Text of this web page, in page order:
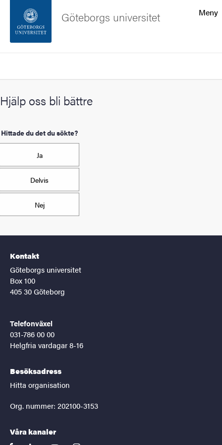
Sidfoten
Om webbplatsen
Meny
Göteborgs universitet
Hjälp oss bli bättre
Hittade du det du sökte?
Ja
Delvis
Nej
Kontakt
Göteborgs universitet
Box 100
405 30 Göteborg
Telefonväxel
031-786 00 00
Helgfria vardagar 8-16
Besöksadress
Hitta organisation
Org. nummer: 202100-3153
Våra kanaler